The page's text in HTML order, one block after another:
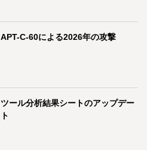
APT-C-60による2026年の攻撃
ツール分析結果シートのアップデー
ト